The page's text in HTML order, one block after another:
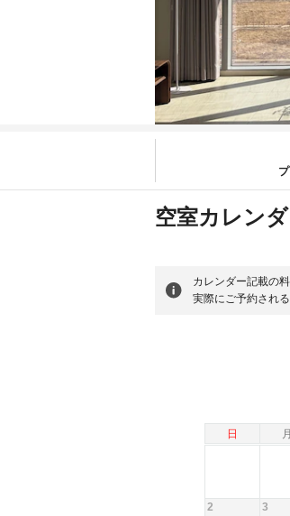
空室カレン
カレンダー記載の
実際にご予約され
日 月
2 3